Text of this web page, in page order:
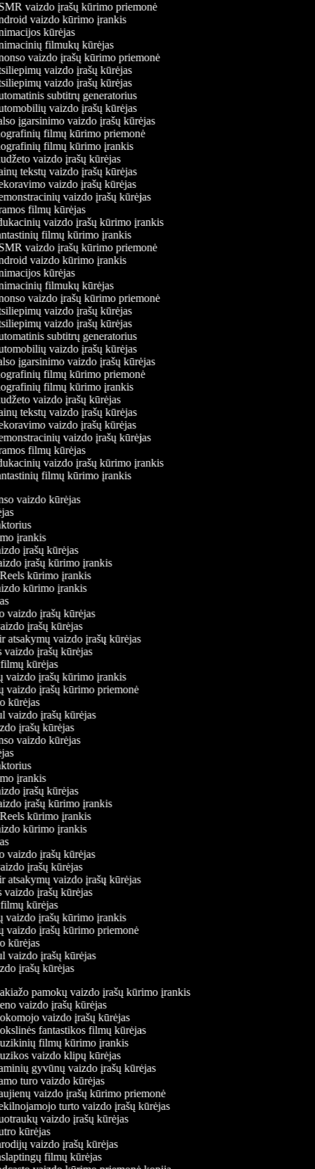
vaizdo įrašų kūrimo priemonė
vaizdo kūrimo įrankis
kūrėjas
filmukų kūrėjas
vaizdo įrašų kūrimo priemonė
vaizdo įrašų kūrėjas
vaizdo įrašų kūrėjas
subtitrų generatorius
vaizdo įrašų kūrėjas
įgarsinimo vaizdo įrašų kūrėjas
filmų kūrimo priemonė
filmų kūrimo įrankis
vaizdo įrašų kūrėjas
tekstų vaizdo įrašų kūrėjas
vaizdo įrašų kūrėjas
vaizdo įrašų kūrėjas
filmų kūrėjas
vaizdo įrašų kūrimo įrankis
filmų kūrimo įrankis
vaizdo įrašų kūrimo priemonė
vaizdo kūrimo įrankis
kūrėjas
filmukų kūrėjas
vaizdo įrašų kūrimo priemonė
vaizdo įrašų kūrėjas
vaizdo įrašų kūrėjas
subtitrų generatorius
vaizdo įrašų kūrėjas
įgarsinimo vaizdo įrašų kūrėjas
filmų kūrimo priemonė
filmų kūrimo įrankis
vaizdo įrašų kūrėjas
tekstų vaizdo įrašų kūrėjas
vaizdo įrašų kūrėjas
vaizdo įrašų kūrėjas
filmų kūrėjas
vaizdo įrašų kūrimo įrankis
filmų kūrimo įrankis
vaizdo kūrėjas
įrankis
įrašų kūrėjas
įrašų kūrimo įrankis
Reels kūrimo įrankis
kūrimo įrankis
vaizdo įrašų kūrėjas
įrašų kūrėjas
atsakymų vaizdo įrašų kūrėjas
vaizdo įrašų kūrėjas
kūrėjas
vaizdo įrašų kūrimo įrankis
vaizdo įrašų kūrimo priemonė
kūrėjas
vaizdo įrašų kūrėjas
įrašų kūrėjas
vaizdo kūrėjas
įrankis
įrašų kūrėjas
įrašų kūrimo įrankis
Reels kūrimo įrankis
kūrimo įrankis
vaizdo įrašų kūrėjas
įrašų kūrėjas
atsakymų vaizdo įrašų kūrėjas
vaizdo įrašų kūrėjas
kūrėjas
vaizdo įrašų kūrimo įrankis
vaizdo įrašų kūrimo priemonė
kūrėjas
vaizdo įrašų kūrėjas
įrašų kūrėjas
pamokų vaizdo įrašų kūrimo įrankis
vaizdo įrašų kūrėjas
vaizdo įrašų kūrėjas
fantastikos filmų kūrėjas
filmų kūrimo įrankis
vaizdo klipų kūrėjas
gyvūnų vaizdo įrašų kūrėjas
turo vaizdo kūrėjas
vaizdo įrašų kūrimo priemonė
turto vaizdo įrašų kūrėjas
vaizdo įrašų kūrėjas
kūrėjas
vaizdo įrašų kūrėjas
filmų kūrėjas